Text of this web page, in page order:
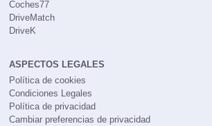
Coches77
DriveMatch
DriveK
ASPECTOS LEGALES
Política de cookies
Condiciones Legales
Política de privacidad
Cambiar preferencias de privacidad